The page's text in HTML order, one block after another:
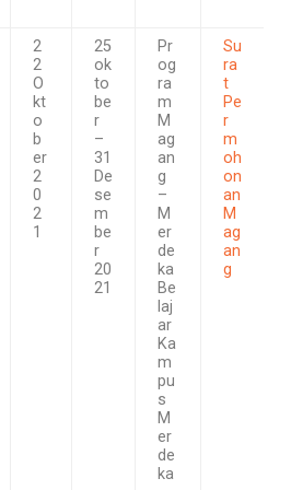
2
2
O
kt
o
b
er
2
0
2
1
25
ok
to
be
r
–
31
De
se
m
be
r
20
21
Pr
og
ra
m
M
ag
an
g
–
M
er
de
ka
Be
laj
ar
Ka
m
pu
s
M
er
de
ka
Su
ra
t
Pe
r
m
oh
on
an
M
ag
an
g